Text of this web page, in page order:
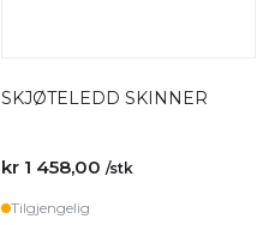
SKJØTELEDD SKINNER
kr 1 458,00 /stk
Tilgjengelig